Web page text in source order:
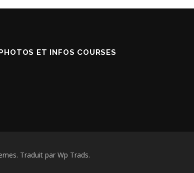
ET INFOS COURSES
Traduit par Wp Trads.